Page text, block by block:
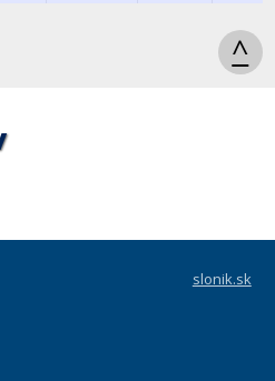
^
slonik.sk